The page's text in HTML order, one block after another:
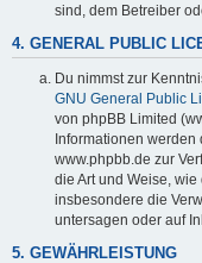
sind, dem Betreiber
4. GENERAL PUBLIC
Du nimmst zur
GNU General Public
von phpBB Limited
Informationen
www.phpbb.de zur
die Art und Weise,
insbesondere die
untersagen oder auf
5. GEWÄHRLEISTUNG